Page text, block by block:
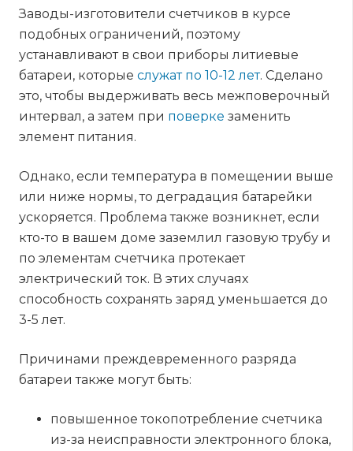
Заводы-изготовители счетчиков в курсе
подобных ограничений, поэтому
устанавливают в свои приборы литиевые
батареи, которые служат по 10-12 лет. Сделано
это, чтобы выдерживать весь межповерочный
интервал, а затем при поверке заменить
элемент питания.
Однако, если температура в помещении выше
или ниже нормы, то деградация батарейки
ускоряется. Проблема также возникнет, если
кто-то в вашем доме заземлил газовую трубу и
по элементам счетчика протекает
электрический ток. В этих случаях
способность сохранять заряд уменьшается до
3-5 лет.
Причинами преждевременного разряда
батареи также могут быть:
повышенное токопотребление счетчика
из-за неисправности электронного блока,